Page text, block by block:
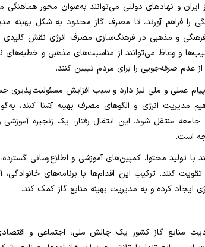
و نهادهای دولتی می‌توانند به‌عنوان محور هماهنگی
را فراهم آورند، تا مصرف گاز محدود به شکل بهینه
و مذهبی در فرهنگ‌سازی مصرف انرژی نقش
و وعاظ می‌توانند از مناسبت‌های مذهبی و خطبه‌های
عدم صرفه‌جویی را برای مردم تبیین کنند.
پیام عملی و ملی نیز دارد و سبب افزایش
مدیریت انرژی و الگوهای مصرف بهینه آشنا کنند،
منتقل شود. این انتقال رفتار، یک زنجیره
است.
با تولید محتوا، کمپین‌های آموزشی و اطلاع‌رسانی
کنند. ترکیب این اقدام‌ها با برنامه‌های
ایجاد کرده و به مدیریت بهینه منابع گاز کمک کند.
منابع گاز کشور یک چالش ملی، اجتماعی و